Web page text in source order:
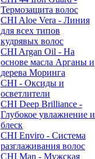
Термозащита волос
CHI Aloe Vera - Линия
для всех типов
кудрявых волос
CHI Argan Oil - На
основе масла Арганы и
дерева Моринга
CHI - Оксиды и
осветлители
CHI Deep Brilliance -
Глубокое увлажнение и
блеск
CHI Enviro - Система
разглаживания волос
CHI Man - Мужская